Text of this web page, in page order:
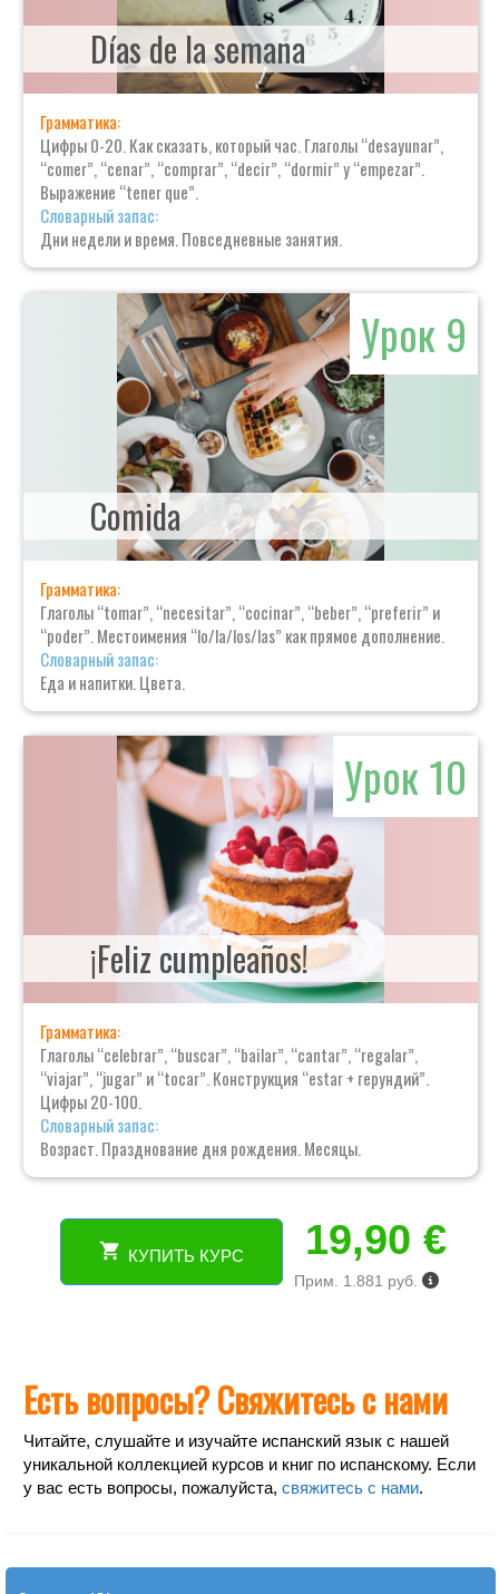
Días de la semana
Грамматика:
Цифры 0-20. Как сказать, который час. Глаголы “desayunar”,
“comer”, “cenar”, “comprar”, “decir”, “dormir” y “empezar”.
Выражение “tener que”.
Словарный запас:
Дни недели и время. Повседневные занятия.
Урок 9
Comida
Грамматика:
Глаголы “tomar”, “necesitar”, “cocinar”, “beber”, “preferir” и
“poder”. Местоимения “lo/la/los/las” как прямое дополнение.
Словарный запас:
Еда и напитки. Цвета.
Урок 10
¡Feliz cumpleaños!
Грамматика:
Глаголы “celebrar”, “buscar”, “bailar”, “cantar”, “regalar”,
“viajar”, “jugar” и “tocar”. Конструкция “estar + герундий”.
Цифры 20-100.
Словарный запас:
Возраст. Празднование дня рождения. Месяцы.
Количество
товара
персональным
заговори
за
3
А1-
КУПИТЬ КУРС 19,90 €
Прим. 1.881 руб.
Есть вопросы? Свяжитесь с нами
Читайте, слушайте и изучайте испанский язык с нашей
уникальной коллекцией курсов и книг по испанскому. Если
у вас есть вопросы, пожалуйста, свяжитесь с нами.